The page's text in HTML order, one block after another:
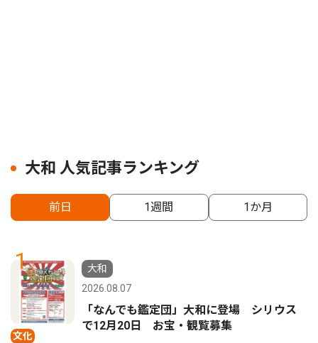
大和 人気記事ランキング
前日 1週間 1か月
1
文化
大和
2026.08.07
「なんでも鑑定団」大和に登場 シリウス
で12月20日 お宝・観覧募集